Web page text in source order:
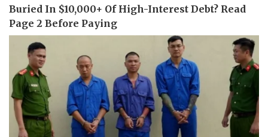
Pháp luật
Vụ án
Tin nóng
Tư vấn luật
Quân sự - Quốc phòng
Vũ khí
Việt Nam
Phân tích